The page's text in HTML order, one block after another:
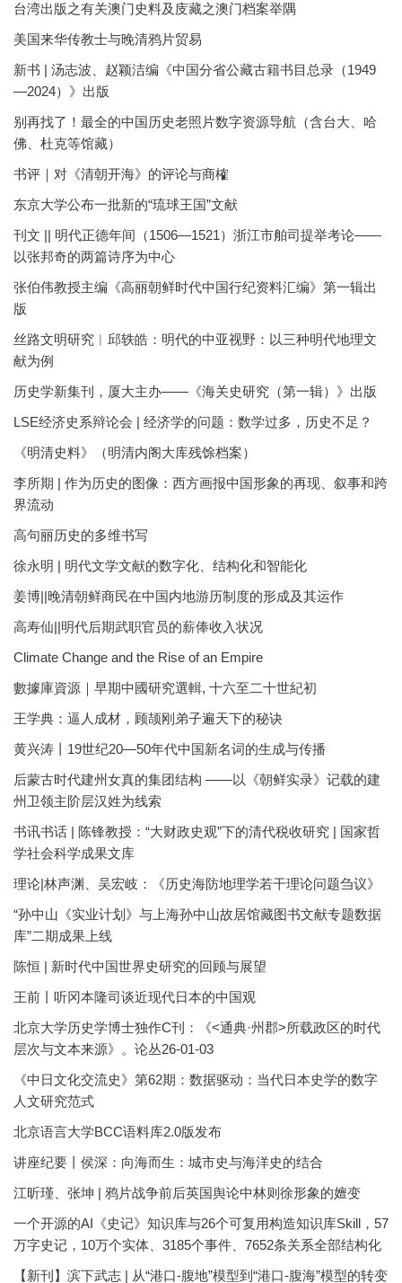
台湾出版之有关澳门史料及庋藏之澳门档案举隅
美国来华传教士与晚清鸦片贸易
新书 | 汤志波、赵颖洁编《中国分省公藏古籍书目总录（1949
—2024）》出版
别再找了！最全的中国历史老照片数字资源导航（含台大、哈
佛、杜克等馆藏）
书评｜对《清朝开海》的评论与商榷
东京大学公布一批新的“琉球王国”文献
刊文 || 明代正德年间（1506—1521）浙江市舶司提举考论——
以张邦奇的两篇诗序为中心
张伯伟教授主编《高丽朝鲜时代中国行纪资料汇编》第一辑出
版
丝路文明研究︱邱轶皓：明代的中亚视野：以三种明代地理文
献为例
历史学新集刊，厦大主办——《海关史研究（第一辑）》出版
LSE经济史系辩论会 | 经济学的问题：数学过多，历史不足？
《明清史料》（明清内阁大库残馀档案）
李所期 | 作为历史的图像：西方画报中国形象的再现、叙事和跨
界流动
高句丽历史的多维书写
徐永明 | 明代文学文献的数字化、结构化和智能化
姜博||晚清朝鲜商民在中国内地游历制度的形成及其运作
高寿仙||明代后期武职官员的薪俸收入状况
Climate Change and the Rise of an Empire
數據庫資源｜早期中國研究選輯, 十六至二十世紀初
王学典：逼人成材，顾颉刚弟子遍天下的秘诀
黄兴涛丨19世纪20—50年代中国新名词的生成与传播
后蒙古时代建州女真的集团结构 ——以《朝鲜实录》记载的建
州卫领主阶层汉姓为线索
书讯书话 | 陈锋教授：“大财政史观”下的清代税收研究 | 国家哲
学社会科学成果文库
理论|林声渊、吴宏岐：《历史海防地理学若干理论问题刍议》
“孙中山《实业计划》与上海孙中山故居馆藏图书文献专题数据
库”二期成果上线
陈恒 | 新时代中国世界史研究的回顾与展望
王前丨听冈本隆司谈近现代日本的中国观
北京大学历史学博士独作C刊：《<通典·州郡>所载政区的时代
层次与文本来源》。论丛26-01-03
《中日文化交流史》第62期：数据驱动：当代日本史学的数字
人文研究范式
北京语言大学BCC语料库2.0版发布
讲座纪要丨侯深：向海而生：城市史与海洋史的结合
江昕瑾、张坤 | 鸦片战争前后英国舆论中林则徐形象的嬗变
一个开源的AI《史记》知识库与26个可复用构造知识库Skill，57
万字史记，10万个实体、3185个事件、7652条关系全部结构化
【新刊】滨下武志 | 从“港口-腹地”模型到“港口-腹海”模型的转变